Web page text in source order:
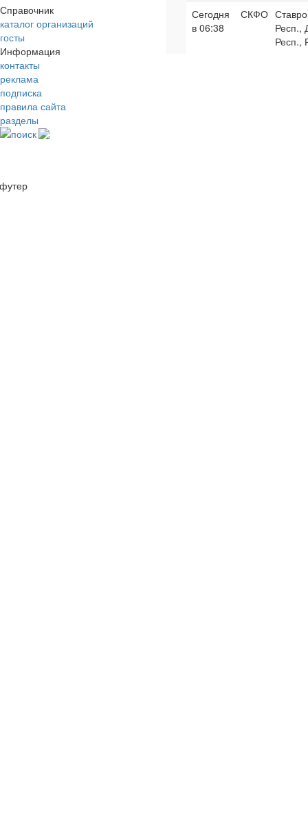
Справочник
каталог организаций
госты
Информация
контакты
реклама
подписка
правила сайта
разделы
поиск
Сегодня
в 06:38
СКФО
Респ.,
Респ.,
футер